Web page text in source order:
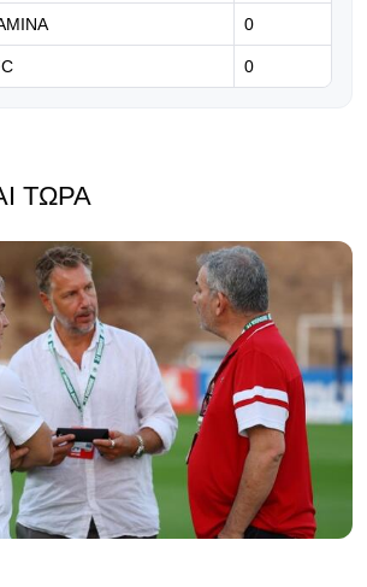
0
0
ΤΏΡΑ